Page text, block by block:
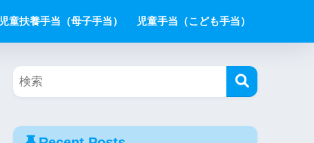
児童扶養手当（母子手当） 児童手当（こども手当）